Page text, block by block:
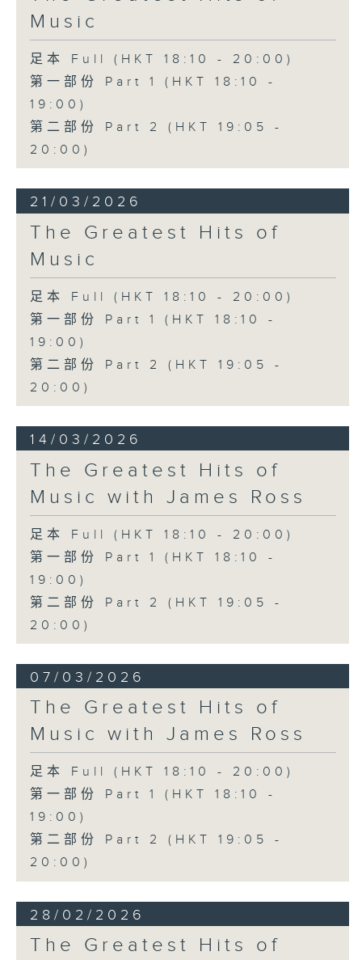
Music
足本 Full (HKT 18:10 - 20:00)
第一部份 Part 1 (HKT 18:10 -
19:00)
第二部份 Part 2 (HKT 19:05 -
20:00)
21/03/2026
The Greatest Hits of
Music
足本 Full (HKT 18:10 - 20:00)
第一部份 Part 1 (HKT 18:10 -
19:00)
第二部份 Part 2 (HKT 19:05 -
20:00)
14/03/2026
The Greatest Hits of
Music with James Ross
足本 Full (HKT 18:10 - 20:00)
第一部份 Part 1 (HKT 18:10 -
19:00)
第二部份 Part 2 (HKT 19:05 -
20:00)
07/03/2026
The Greatest Hits of
Music with James Ross
足本 Full (HKT 18:10 - 20:00)
第一部份 Part 1 (HKT 18:10 -
19:00)
第二部份 Part 2 (HKT 19:05 -
20:00)
28/02/2026
The Greatest Hits of